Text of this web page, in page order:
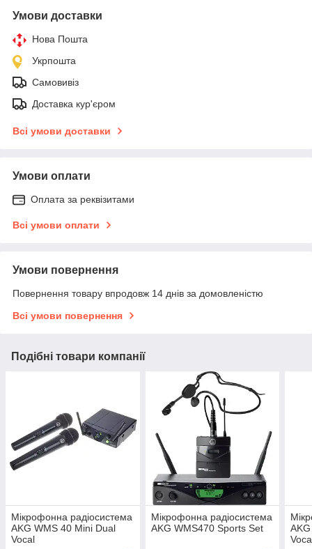
Умови доставки
Нова Пошта
Укрпошта
Самовивіз
Доставка кур'єром
Всі умови доставки
Умови оплати
Оплата за реквізитами
Всі умови оплати
Умови повернення
Повернення товару впродовж 14 днів за домовленістю
Всі умови повернення
Подібні товари компанії
Мікрофонна радіосистема
AKG WMS 40 Mini Dual
Vocal
Мікрофонна радіосистема
AKG WMS470 Sports Set